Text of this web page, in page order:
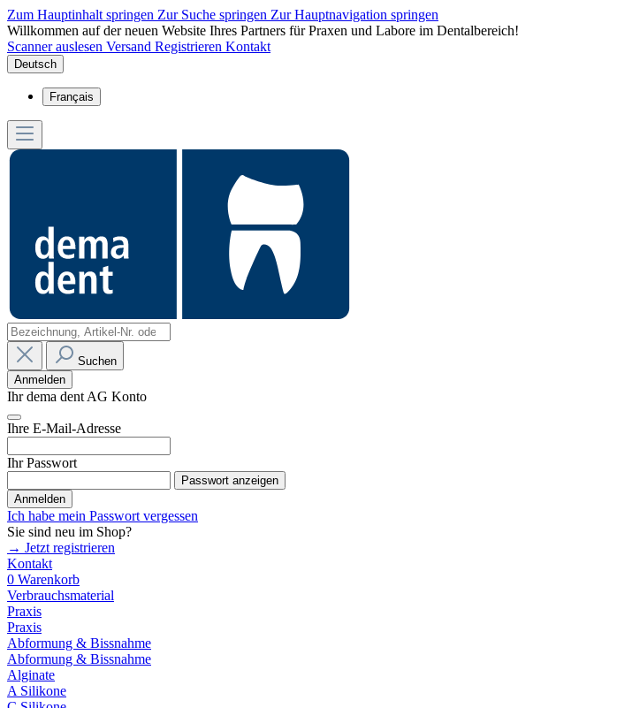
Zum Hauptinhalt springen Zur Suche springen Zur Hauptnavigation springen
Willkommen auf der neuen Website Ihres Partners für Praxen und Labore im Dentalbereich!
Scanner auslesen Versand Registrieren Kontakt
Deutsch
Français
Suchen
Anmelden
Ihr dema dent AG Konto
Ihre E-Mail-Adresse
Ihr Passwort
Passwort anzeigen
Anmelden
Ich habe mein Passwort vergessen
Sie sind neu im Shop?
→ Jetzt registrieren
Kontakt
0 Warenkorb
Verbrauchsmaterial
Praxis
Praxis
Abformung & Bissnahme
Abformung & Bissnahme
Alginate
A Silikone